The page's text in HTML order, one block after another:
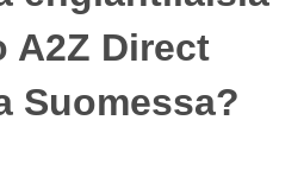
A2Z Direct
Suomessa?